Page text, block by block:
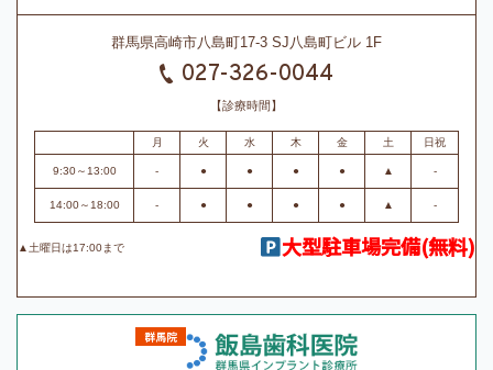
群馬県高崎市八島町17-3 SJ八島町ビル 1F
027-326-0044
【診療時間】
月 火 水 木 金 土 日祝
9:30～13:00 - ● ● ● ● ▲ -
14:00～18:00 - ● ● ● ● ▲ -
▲土曜日は17:00まで 大型駐車場完備(無料)